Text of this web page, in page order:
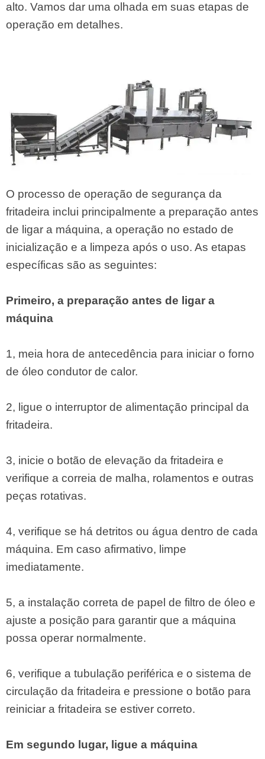
alto. Vamos dar uma olhada em suas etapas de
operação em detalhes.
O processo de operação de segurança da
fritadeira inclui principalmente a preparação antes
de ligar a máquina, a operação no estado de
inicialização e a limpeza após o uso. As etapas
específicas são as seguintes:
Primeiro, a preparação antes de ligar a
máquina
1, meia hora de antecedência para iniciar o forno
de óleo condutor de calor.
2, ligue o interruptor de alimentação principal da
fritadeira.
3, inicie o botão de elevação da fritadeira e
verifique a correia de malha, rolamentos e outras
peças rotativas.
4, verifique se há detritos ou água dentro de cada
máquina. Em caso afirmativo, limpe
imediatamente.
5, a instalação correta de papel de filtro de óleo e
ajuste a posição para garantir que a máquina
possa operar normalmente.
6, verifique a tubulação periférica e o sistema de
circulação da fritadeira e pressione o botão para
reiniciar a fritadeira se estiver correto.
Em segundo lugar, ligue a máquina